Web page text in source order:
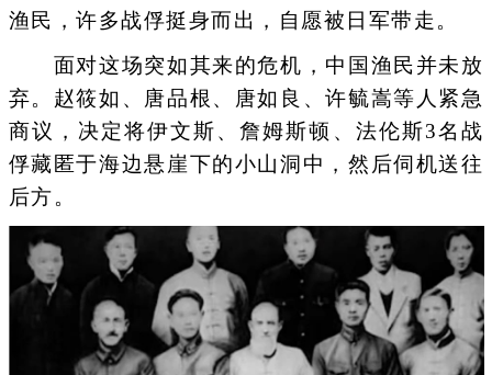
渔民，许多战俘挺身而出，自愿被日军带走。
面对这场突如其来的危机，中国渔民并未放
弃。赵筱如、唐品根、唐如良、许毓嵩等人紧急
商议，决定将伊文斯、詹姆斯顿、法伦斯3名战
俘藏匿于海边悬崖下的小山洞中，然后伺机送往
后方。